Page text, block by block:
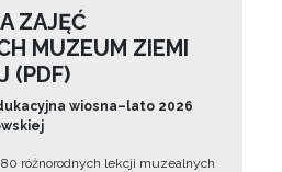
ZAJĘĆ
MUZEUM ZIEMI
(PDF)
wiosna–lato 2026
różnorodnych lekcji muzealnych